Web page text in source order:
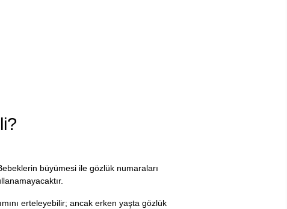
büyümesi ile gözlük numaraları
erteleyebilir; ancak erken yaşta gözlük